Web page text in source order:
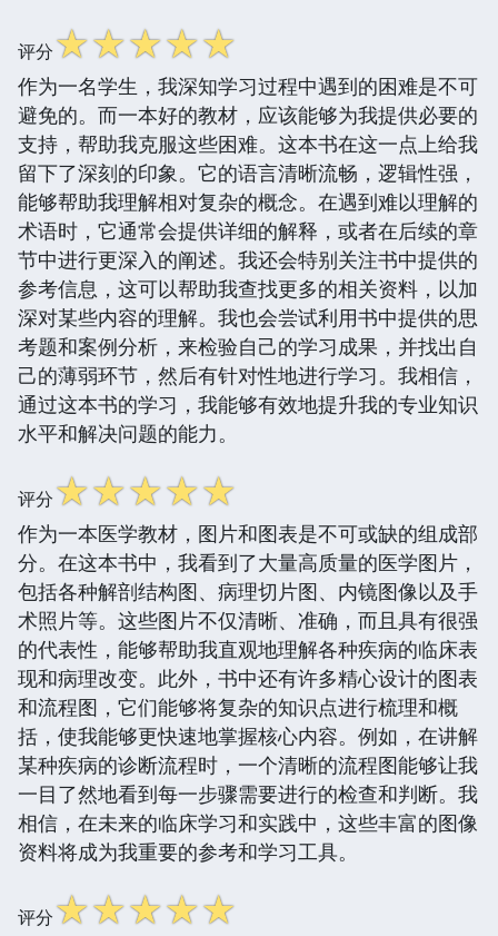
评分☆☆☆☆☆
作为一名学生，我深知学习过程中遇到的困难是不可
避免的。而一本好的教材，应该能够为我提供必要的
支持，帮助我克服这些困难。这本书在这一点上给我
留下了深刻的印象。它的语言清晰流畅，逻辑性强，
能够帮助我理解相对复杂的概念。在遇到难以理解的
术语时，它通常会提供详细的解释，或者在后续的章
节中进行更深入的阐述。我还会特别关注书中提供的
参考信息，这可以帮助我查找更多的相关资料，以加
深对某些内容的理解。我也会尝试利用书中提供的思
考题和案例分析，来检验自己的学习成果，并找出自
己的薄弱环节，然后有针对性地进行学习。我相信，
通过这本书的学习，我能够有效地提升我的专业知识
水平和解决问题的能力。
评分☆☆☆☆☆
作为一本医学教材，图片和图表是不可或缺的组成部
分。在这本书中，我看到了大量高质量的医学图片，
包括各种解剖结构图、病理切片图、内镜图像以及手
术照片等。这些图片不仅清晰、准确，而且具有很强
的代表性，能够帮助我直观地理解各种疾病的临床表
现和病理改变。此外，书中还有许多精心设计的图表
和流程图，它们能够将复杂的知识点进行梳理和概
括，使我能够更快速地掌握核心内容。例如，在讲解
某种疾病的诊断流程时，一个清晰的流程图能够让我
一目了然地看到每一步骤需要进行的检查和判断。我
相信，在未来的临床学习和实践中，这些丰富的图像
资料将成为我重要的参考和学习工具。
评分☆☆☆☆☆